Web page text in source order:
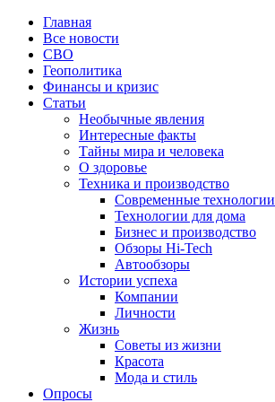
Главная
Все новости
СВО
Геополитика
Финансы и кризис
Статьи
Необычные явления
Интересные факты
Тайны мира и человека
О здоровье
Техника и производство
Современные технологии
Технологии для дома
Бизнес и производство
Обзоры Hi-Tech
Автообзоры
Истории успеха
Компании
Личности
Жизнь
Советы из жизни
Красота
Мода и стиль
Опросы